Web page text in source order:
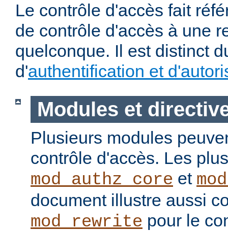
Le contrôle d'accès fait
de contrôle d'accès à une
quelconque. Il est distinct
d'authentification et
Modules et
Plusieurs modules
contrôle d'accès. Les
mod_authz_core et
document illustre aussi
mod_rewrite pour le